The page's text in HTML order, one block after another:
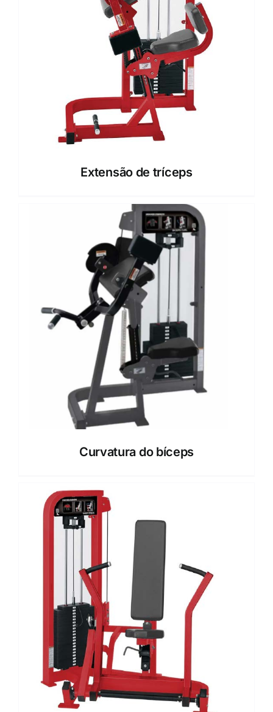
Extensão de tríceps
Curvatura do bíceps